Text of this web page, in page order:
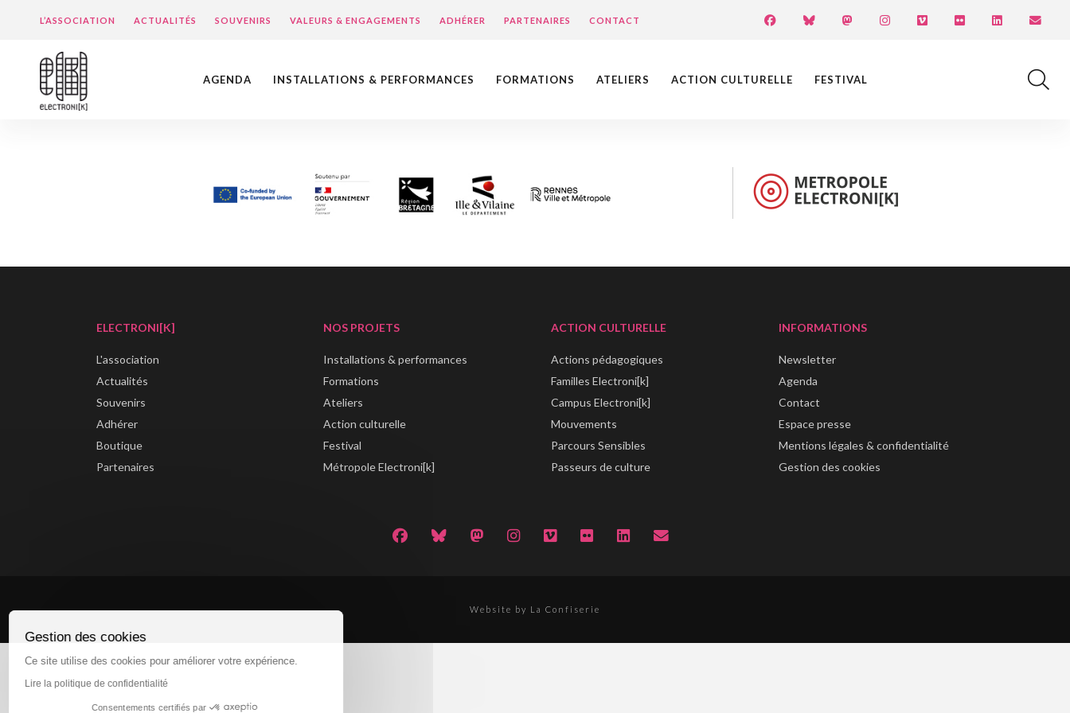
L’ASSOCIATION ACTUALITÉS SOUVENIRS VALEURS & ENGAGEMENTS ADHÉRER PARTENAIRES CONTACT
AGENDA INSTALLATIONS & PERFORMANCES FORMATIONS ATELIERS ACTION CULTURELLE FESTIVAL
ELECTRONI[K]
L'association
Actualités
Souvenirs
Adhérer
Boutique
Partenaires
NOS PROJETS
Installations & performances
Formations
Ateliers
Action culturelle
Festival
Métropole Electroni[k]
ACTION CULTURELLE
Actions pédagogiques
Familles Electroni[k]
Campus Electroni[k]
Mouvements
Parcours Sensibles
Passeurs de culture
INFORMATIONS
Newsletter
Agenda
Contact
Espace presse
Mentions légales & confidentialité
Gestion des cookies
Website by La Confiserie
Gestion des cookies
Ce site utilise des cookies pour améliorer votre expérience.
Lire la politique de confidentialité
Consentements certifiés par